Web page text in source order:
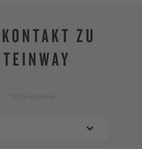
ZU
*Pflichtfelder